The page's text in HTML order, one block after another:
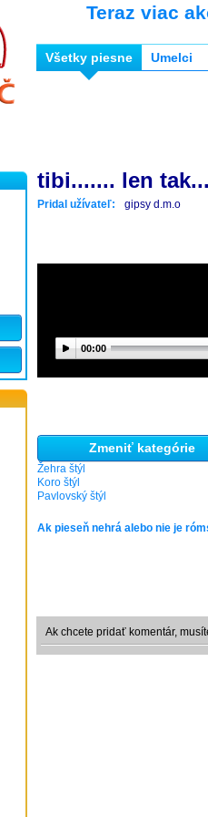
Teraz viac
Všetky piesne Umelci
tibi....... len
Pridal užívateľ: gipsy d.m.o
00:00
Zmeniť kategórie
Žehra štýl
Koro štýl
Pavlovský štýl
Ak pieseň nehrá alebo nie je
Ak chcete pridať komentár,